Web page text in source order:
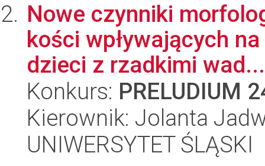
Nowe czynniki
kości wpływających
dzieci z rzadkimi wad...
Konkurs: PRELUDIUM
Kierownik: Jolanta
UNIWERSYTET ŚLĄSKI